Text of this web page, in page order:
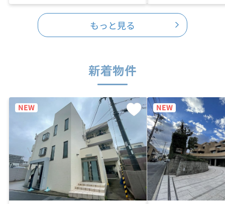
もっと見る
新着物件
NEW NEW